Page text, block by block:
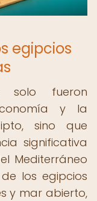
egipcios
solo fueron
y la
sino que
significativa
Mediterráneo
los egipcios
y mar abierto,